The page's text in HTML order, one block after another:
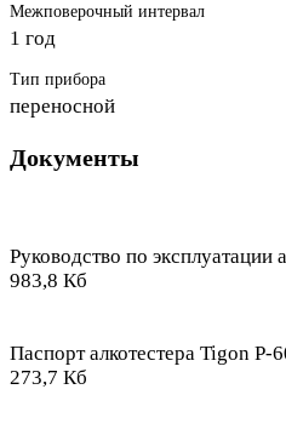
Межповерочный интервал
1 год
Тип прибора
переносной
Документы
Руководство по эксплуатации
983,8 Кб
Паспорт алкотестера Tigon P-
273,7 Кб